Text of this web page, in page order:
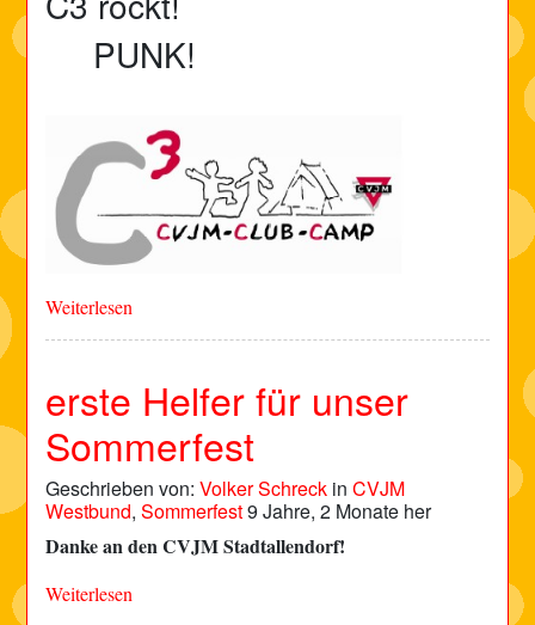
PUNK!
Weiterlesen
erste Helfer für unser
Sommerfest
Geschrieben von:Volker Schreck inCVJM
Westbund,Sommerfest9 Jahre, 2 Monate her
Danke an den CVJM Stadtallendorf!
Weiterlesen